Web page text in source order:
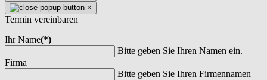
×
Termin vereinbaren
Ihr Name(*)
Bitte geben Sie Ihren Namen ein.
Firma
Bitte geben Sie Ihren Firmennamen